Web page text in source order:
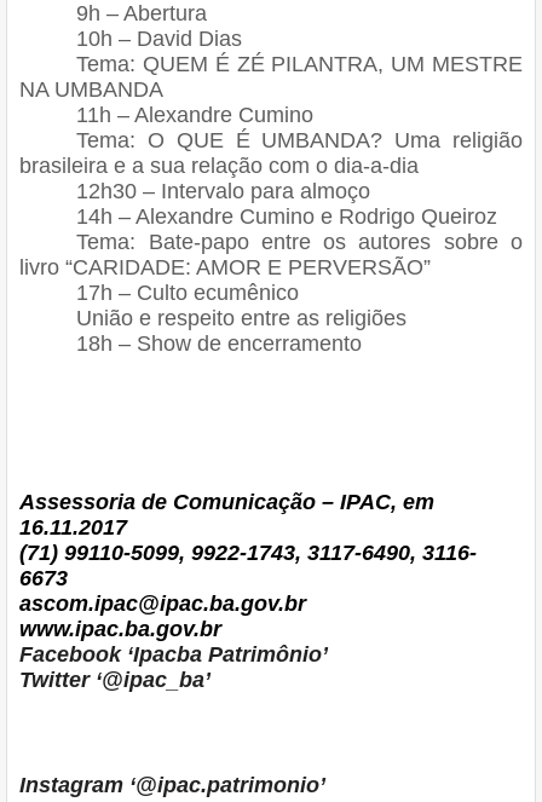
9h – Abertura
10h – David Dias
Tema: QUEM É ZÉ PILANTRA, UM MESTRE
NA UMBANDA
11h – Alexandre Cumino
Tema: O QUE É UMBANDA? Uma religião
brasileira e a sua relação com o dia-a-dia
12h30 – Intervalo para almoço
14h – Alexandre Cumino e Rodrigo Queiroz
Tema: Bate-papo entre os autores sobre o
livro “CARIDADE: AMOR E PERVERSÃO”
17h – Culto ecumênico
União e respeito entre as religiões
18h – Show de encerramento
Assessoria de Comunicação – IPAC, em
16.11.2017
(71) 99110-5099, 9922-1743, 3117-6490, 3116-
6673
ascom.ipac@ipac.ba.gov.br
www.ipac.ba.gov.br
Facebook ‘Ipacba Patrimônio’
Twitter ‘@ipac_ba’
Instagram ‘@ipac.patrimonio’